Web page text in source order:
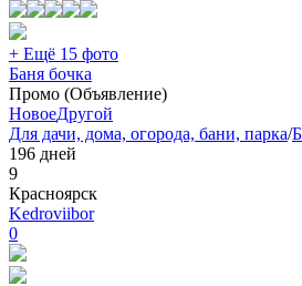
+ Ещё 15 фото
Баня бочка
Промо (Объявление)
НовоеДругой
Для дачи, дома, огорода, бани, парка/
196 дней
9
Красноярск
Kedroviibor
0